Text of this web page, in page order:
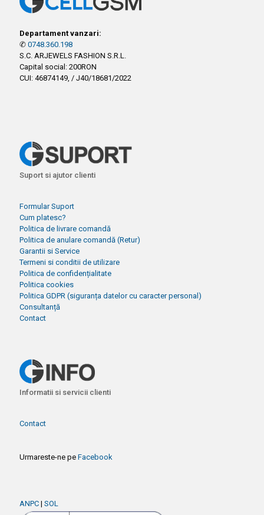
Departament vanzari:
✆ 0748.360.198
S.C. ARJEWELS FASHION S.R.L.
Capital social: 200RON
CUI: 46874149, / J40/18681/2022
Suport si ajutor clienti
Formular Suport
Cum platesc?
Politica de livrare comandă
Politica de anulare comandă (Retur)
Garantii si Service
Termeni si conditii de utilizare
Politica de confidențialitate
Politica cookies
Politica GDPR (siguranța datelor cu caracter personal)
Consultanță
Contact
Informatii si servicii clienti
Contact
Urmareste-ne pe Facebook
ANPC | SOL